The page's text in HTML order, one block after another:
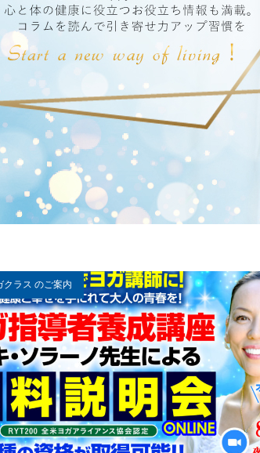
クラス のご案内